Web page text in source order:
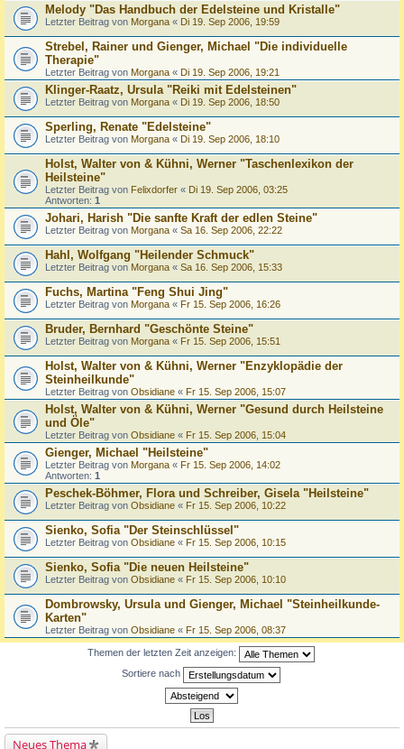
Melody "Das Handbuch der Edelsteine und Kristalle"
Letzter Beitrag von Morgana « Di 19. Sep 2006, 19:59
Strebel, Rainer und Gienger, Michael "Die individuelle
Therapie"
Letzter Beitrag von Morgana « Di 19. Sep 2006, 19:21
Klinger-Raatz, Ursula "Reiki mit Edelsteinen"
Letzter Beitrag von Morgana « Di 19. Sep 2006, 18:50
Sperling, Renate "Edelsteine"
Letzter Beitrag von Morgana « Di 19. Sep 2006, 18:10
Holst, Walter von & Kühni, Werner "Taschenlexikon der
Heilsteine"
Letzter Beitrag von Felixdorfer « Di 19. Sep 2006, 03:25
Antworten: 1
Johari, Harish "Die sanfte Kraft der edlen Steine"
Letzter Beitrag von Morgana « Sa 16. Sep 2006, 22:22
Hahl, Wolfgang "Heilender Schmuck"
Letzter Beitrag von Morgana « Sa 16. Sep 2006, 15:33
Fuchs, Martina "Feng Shui Jing"
Letzter Beitrag von Morgana « Fr 15. Sep 2006, 16:26
Bruder, Bernhard "Geschönte Steine"
Letzter Beitrag von Morgana « Fr 15. Sep 2006, 15:51
Holst, Walter von & Kühni, Werner "Enzyklopädie der
Steinheilkunde"
Letzter Beitrag von Obsidiane « Fr 15. Sep 2006, 15:07
Holst, Walter von & Kühni, Werner "Gesund durch Heilsteine
und Öle"
Letzter Beitrag von Obsidiane « Fr 15. Sep 2006, 15:04
Gienger, Michael "Heilsteine"
Letzter Beitrag von Morgana « Fr 15. Sep 2006, 14:02
Antworten: 1
Peschek-Böhmer, Flora und Schreiber, Gisela "Heilsteine"
Letzter Beitrag von Obsidiane « Fr 15. Sep 2006, 10:22
Sienko, Sofia "Der Steinschlüssel"
Letzter Beitrag von Obsidiane « Fr 15. Sep 2006, 10:15
Sienko, Sofia "Die neuen Heilsteine"
Letzter Beitrag von Obsidiane « Fr 15. Sep 2006, 10:10
Dombrowsky, Ursula und Gienger, Michael "Steinheilkunde-
Karten"
Letzter Beitrag von Obsidiane « Fr 15. Sep 2006, 08:37
Themen der letzten Zeit anzeigen:
Sortiere nach
Neues Thema